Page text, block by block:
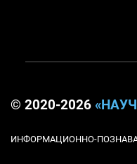
© 2020-2026
ИНФОРМАЦИОННО-